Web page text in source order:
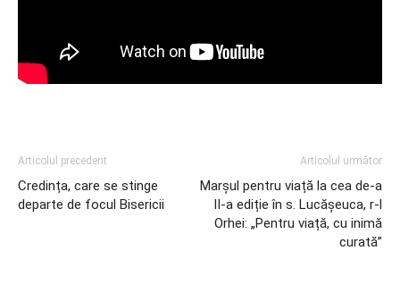
Articolul precedent
Credința, care se stinge
departe de focul Bisericii
Articolul următor
Marșul pentru viață la cea de-a
II-a ediție în s. Lucășeuca, r-l
Orhei: „Pentru viață, cu inimă
curată”